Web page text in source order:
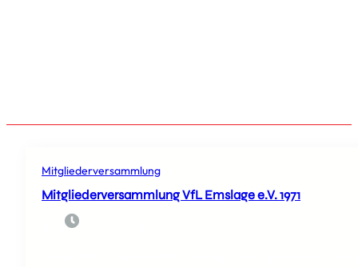
Mitgliederversammlung
Mitgliederversammlung VfL Emslage e.V. 1971